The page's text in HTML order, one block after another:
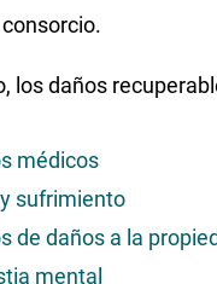
los daños
médicos
sufrimiento
de daños a la
mental